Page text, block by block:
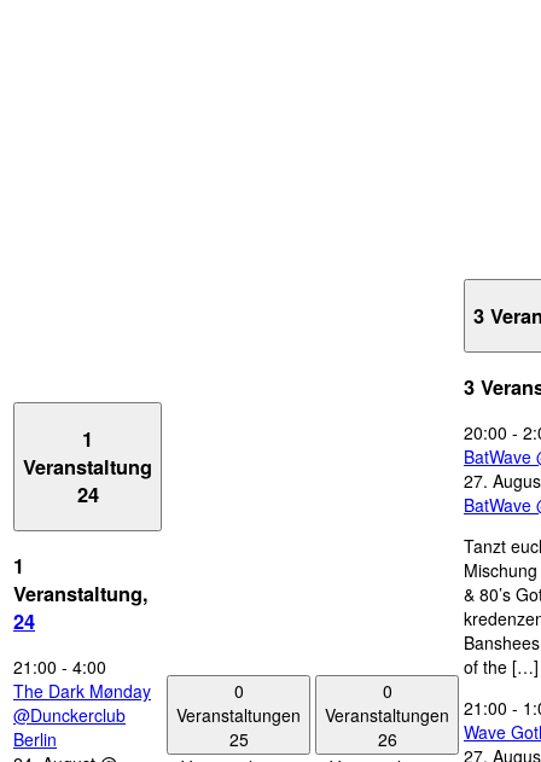
1
Veranstaltung
24
1
Veranstaltung,
24
21:00 - 4:00
The Dark Mønday
@Dunckerclub
Berlin
0
Veranstaltungen
25
0
Veranstaltungen
26
3
3
20:00 -
BatWave
27.
BatWave
Tanzt
& 80’s
of the […]
21:00 -
Wave
27.